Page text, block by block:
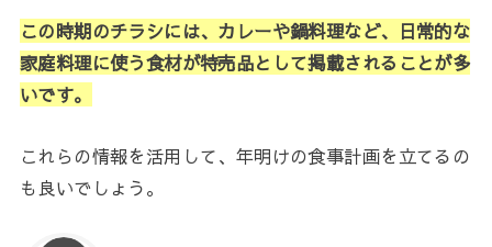
この時期のチラシには、カレーや鍋料理など、日常的な
家庭料理に使う食材が特売品として掲載されることが多
いです。
これらの情報を活用して、年明けの食事計画を立てるの
も良いでしょう。